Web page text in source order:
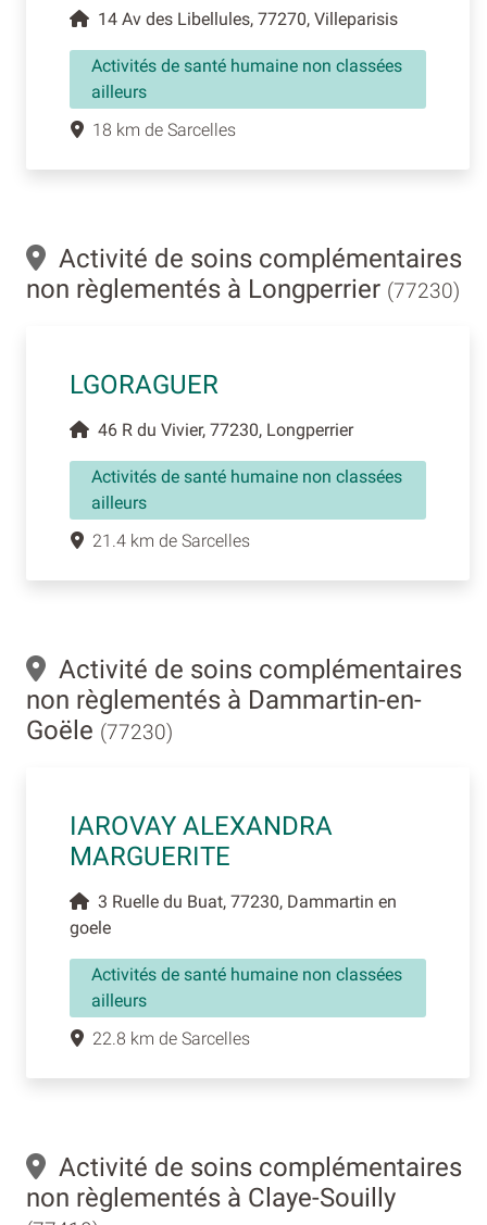
14 Av des Libellules, 77270, Villeparisis
Activités de santé humaine non classées
ailleurs
18 km de Sarcelles
Activité de soins complémentaires
non règlementés à Longperrier (77230)
LGORAGUER
46 R du Vivier, 77230, Longperrier
Activités de santé humaine non classées
ailleurs
21.4 km de Sarcelles
Activité de soins complémentaires
non règlementés à Dammartin-en-
Goële (77230)
IAROVAY ALEXANDRA
MARGUERITE
3 Ruelle du Buat, 77230, Dammartin en
goele
Activités de santé humaine non classées
ailleurs
22.8 km de Sarcelles
Activité de soins complémentaires
non règlementés à Claye-Souilly